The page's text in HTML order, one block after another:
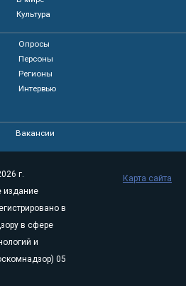
Культура
Опросы
Персоны
Регионы
Интервью
Вакансии
г.
издание
в
в сфере
и
05
Карта сайта